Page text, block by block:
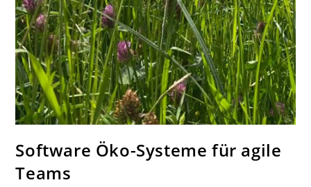
Software Öko-Systeme für agile
Teams